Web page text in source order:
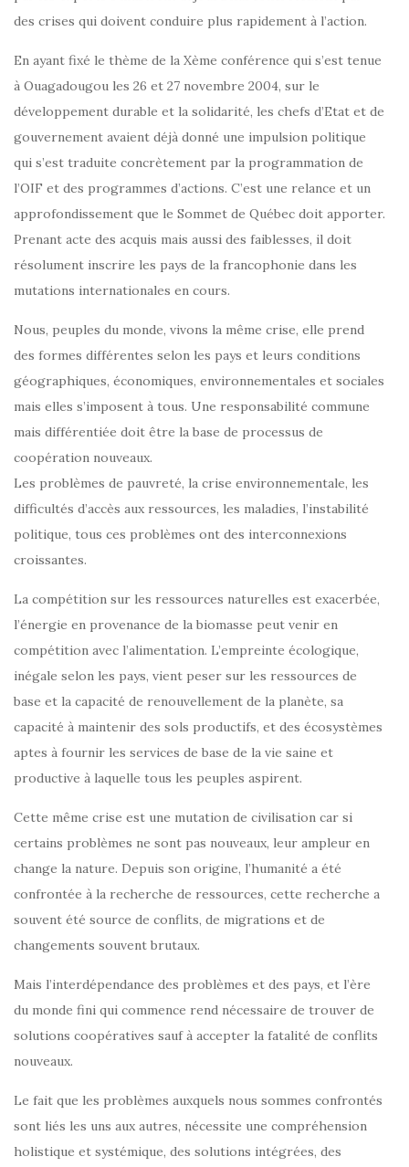
des crises qui doivent conduire plus rapidement à l’action.
En ayant fixé le thème de la Xème conférence qui s’est tenue
à Ouagadougou les 26 et 27 novembre 2004, sur le
développement durable et la solidarité, les chefs d’Etat et de
gouvernement avaient déjà donné une impulsion politique
qui s’est traduite concrètement par la programmation de
l’OIF et des programmes d’actions. C’est une relance et un
approfondissement que le Sommet de Québec doit apporter.
Prenant acte des acquis mais aussi des faiblesses, il doit
résolument inscrire les pays de la francophonie dans les
mutations internationales en cours.
Nous, peuples du monde, vivons la même crise, elle prend
des formes différentes selon les pays et leurs conditions
géographiques, économiques, environnementales et sociales
mais elles s’imposent à tous. Une responsabilité commune
mais différentiée doit être la base de processus de
coopération nouveaux.
Les problèmes de pauvreté, la crise environnementale, les
difficultés d’accès aux ressources, les maladies, l’instabilité
politique, tous ces problèmes ont des interconnexions
croissantes.
La compétition sur les ressources naturelles est exacerbée,
l’énergie en provenance de la biomasse peut venir en
compétition avec l’alimentation. L’empreinte écologique,
inégale selon les pays, vient peser sur les ressources de
base et la capacité de renouvellement de la planète, sa
capacité à maintenir des sols productifs, et des écosystèmes
aptes à fournir les services de base de la vie saine et
productive à laquelle tous les peuples aspirent.
Cette même crise est une mutation de civilisation car si
certains problèmes ne sont pas nouveaux, leur ampleur en
change la nature. Depuis son origine, l’humanité a été
confrontée à la recherche de ressources, cette recherche a
souvent été source de conflits, de migrations et de
changements souvent brutaux.
Mais l’interdépendance des problèmes et des pays, et l’ère
du monde fini qui commence rend nécessaire de trouver de
solutions coopératives sauf à accepter la fatalité de conflits
nouveaux.
Le fait que les problèmes auxquels nous sommes confrontés
sont liés les uns aux autres, nécessite une compréhension
holistique et systémique, des solutions intégrées, des